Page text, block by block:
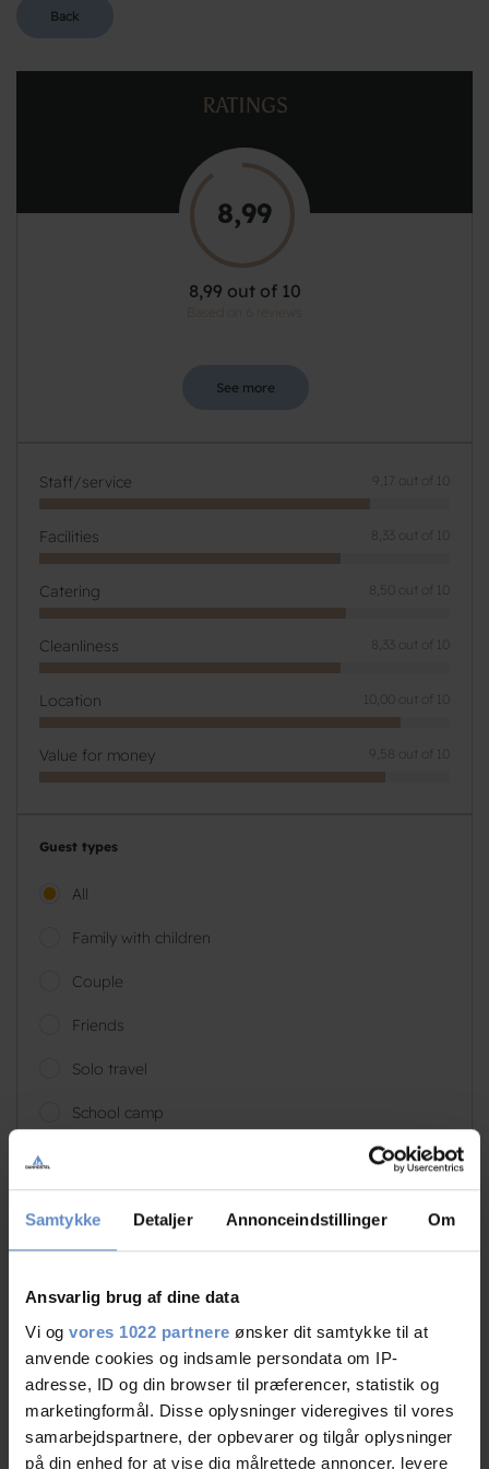
Samtykke Detaljer Annonceindstillinger Om
Ansvarlig brug af dine data
Vi og vores 1022 partnere ønsker dit samtykke til at
anvende cookies og indsamle persondata om IP-
adresse, ID og din browser til præferencer, statistik og
marketingformål. Disse oplysninger videregives til vores
samarbejdspartnere, der opbevarer og tilgår oplysninger
på din enhed for at vise dig målrettede annoncer, levere
Back
RATINGS
8,99
8,99 out of 10
See more
Staff/service 9,17 out of 10
Facilities 8,33 out of 10
Catering 8,50 out of 10
Cleanliness 8,33 out of 10
Location 10,00 out of 10
Value for money 9,58 out of 10
Guest types
All
Family with children
Couple
Friends
Solo travel
School camp
N/A
Groups, DK